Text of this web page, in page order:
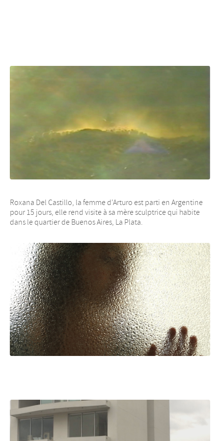
Roxana Del Castillo, la femme d’Arturo est parti en Argentine
pour 15 jours, elle rend visite à sa mère sculptrice qui habite
dans le quartier de Buenos Aires, La Plata.